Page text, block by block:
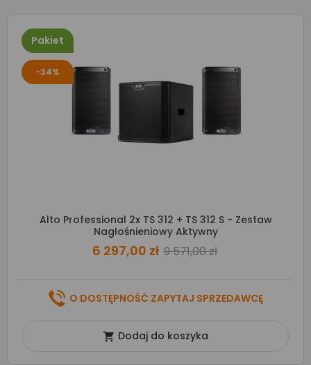
Pakiet
-34%
Alto Professional 2x TS 312 + TS 312 S - Zestaw
Nagłośnieniowy Aktywny
6 297,00 zł 9 571,00 zł
O DOSTĘPNOŚĆ ZAPYTAJ SPRZEDAWCĘ
 Dodaj do koszyka